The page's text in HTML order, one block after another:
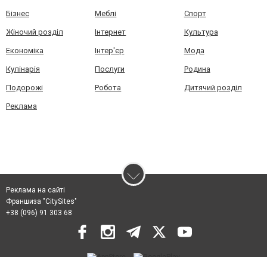
Бізнес Меблі Спорт
Жіночий розділ Інтернет Культура
Економіка Інтер'єр Мода
Кулінарія Послуги Родина
Подорожі Робота Дитячий розділ
Реклама
Реклама на сайті
Франшиза "CitySites"
+38 (096) 91 303 68